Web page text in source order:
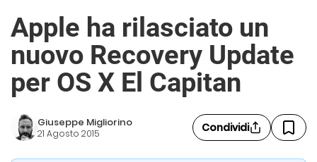
Apple ha rilasciato un
nuovo Recovery Update
per OS X El Capitan
Giuseppe Migliorino
21 Agosto 2015 Condividi